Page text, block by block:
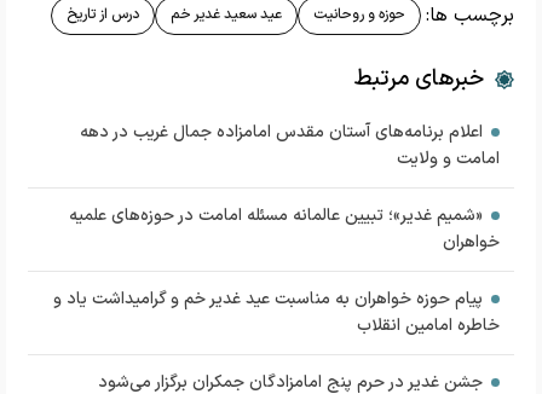
برچسب ها: حوزه و روحانیت عید سعید غدیر خم درس از تاریخ
خبرهای مرتبط
اعلام برنامه‌های آستان مقدس امامزاده جمال غریب در دهه
امامت و ولایت
«شمیم غدیر»؛ تبیین عالمانه مسئله امامت در حوزه‌های علمیه
خواهران
پیام حوزه‌ خواهران به مناسبت عید غدیر خم و گرامیداشت یاد و
خاطره امامین انقلاب
جشن غدیر در حرم پنج امامزادگان جمکران برگزار می‌شود